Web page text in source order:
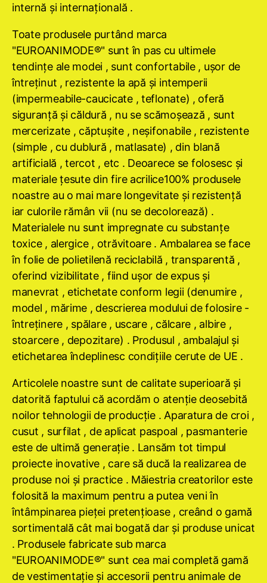
internă şi internaţională .
Toate produsele purtând marca
"EUROANIMODE®" sunt în pas cu ultimele
tendinţe ale modei , sunt confortabile , uşor de
întreţinut , rezistente la apă şi intemperii
(impermeabile-caucicate , teflonate) , oferă
siguranţă şi căldură , nu se scămoşează , sunt
mercerizate , căptuşite , neşifonabile , rezistente
(simple , cu dublură , matlasate) , din blană
artificială , tercot , etc . Deoarece se folosesc şi
materiale ţesute din fire acrilice100% produsele
noastre au o mai mare longevitate şi rezistenţă
iar culorile rămân vii (nu se decolorează) .
Materialele nu sunt impregnate cu substanţe
toxice , alergice , otrăvitoare . Ambalarea se face
în folie de polietilenă reciclabilă , transparentă ,
oferind vizibilitate , fiind uşor de expus şi
manevrat , etichetate conform legii (denumire ,
model , mărime , descrierea modului de folosire -
întreţinere , spălare , uscare , călcare , albire ,
stoarcere , depozitare) . Produsul , ambalajul şi
etichetarea îndeplinesc condiţiile cerute de UE .
Articolele noastre sunt de calitate superioară şi
datorită faptului că acordăm o atenţie deosebită
noilor tehnologii de producţie . Aparatura de croi ,
cusut , surfilat , de aplicat paspoal , pasmanterie
este de ultimă generaţie . Lansăm tot timpul
proiecte inovative , care să ducă la realizarea de
produse noi şi practice . Măiestria creatorilor este
folosită la maximum pentru a putea veni în
întâmpinarea pieţei pretenţioase , creând o gamă
sortimentală cât mai bogată dar şi produse unicat
. Produsele fabricate sub marca
"EUROANIMODE®" sunt cea mai completă gamă
de vestimentaţie şi accesorii pentru animale de